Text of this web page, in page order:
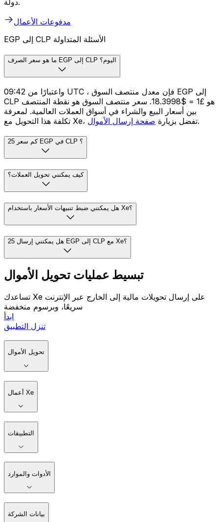
دولة.
مدفوعات الأعمال
EGP إلى CLP الأسئلة المتداولة
ما هو سعر الصرف EGP إلى CLP اليوم؟
واعتبارًا من 09:42 UTC ، فإن معدل منتصف السوق EGP إلى
CLP هو £1 = $18.3998. سعر منتصف السوق هو نقطة المنتصف
بين أسعار البيع والشراء في أسواق العملات العالمية. لمعرفة
تكلفة هذا التحويل مع Xe، تفضل بزيارة صفحة إرسال الأموال .
كم سعر 25 EGP في CLP ؟
كيف يمكنني تحويل العملات؟
هل يمكنني ضبط تنبيهات الأسعار باستخدام Xe؟
هل يمكنني إرسال 25 EGP إلى CLP مع Xe؟
تبسيط عمليات تحويل الأموال
تساعدك Xe على إرسال تحويلات مالية إلى الخارج عبر الإنترنت
سريعًا، وبرسوم منخفضة
ابدأ
تنزل التطبيق
تحويل الأموال
أعمال Xe
التطبيقات
الأدوات والموارد
بيانات الشركة